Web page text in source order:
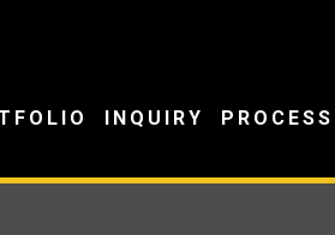
INQUIRY PROCESS